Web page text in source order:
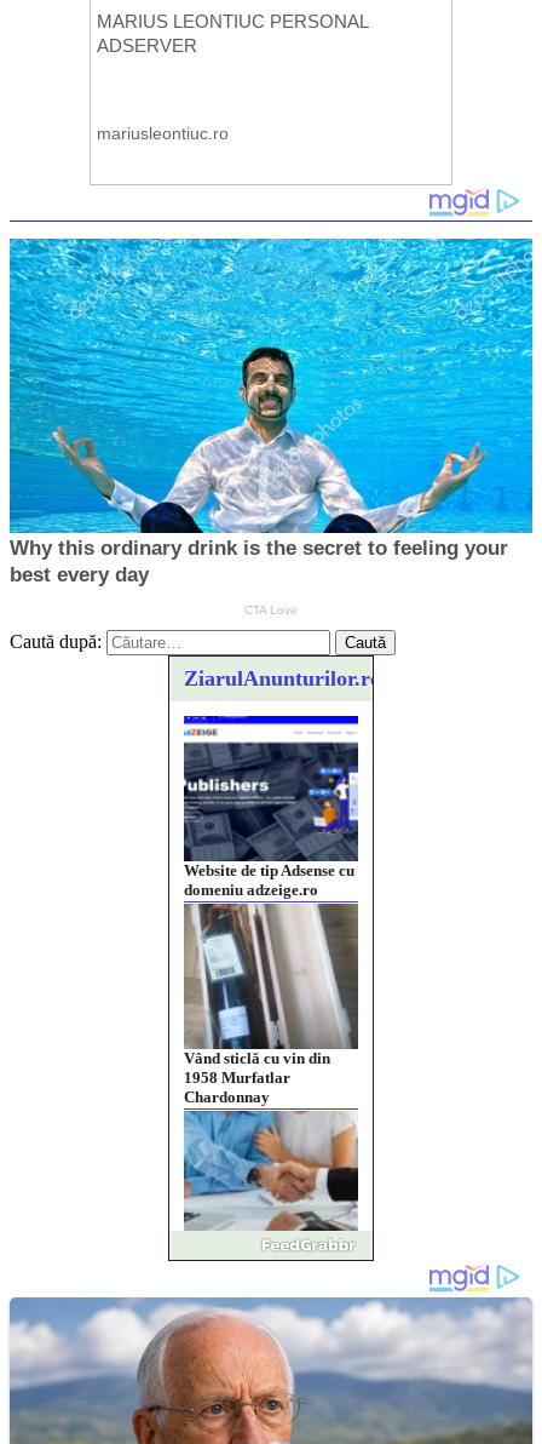
Caută după:
ZiarulAnunturilor.ro
Website de tip Adsense cu
domeniu adzeige.ro
Vând sticlă cu vin din
1958 Murfatlar
Chardonnay
Împrumut si investitii
Ofera def între special